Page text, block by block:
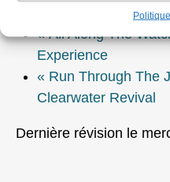
« Paint It Black »
« All Along The
Experience
« Run Through The
Clearwater Revival
Dernière révision le